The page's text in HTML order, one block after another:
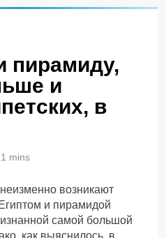
пирамиду,
и
в
1 mins
возникают
и пирамидой
самой большой
как выяснилось, в